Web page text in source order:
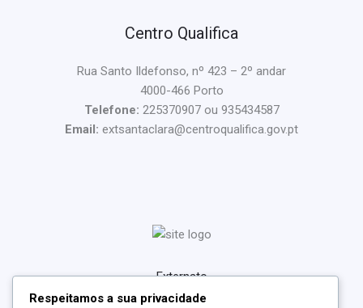
Centro Qualifica
Rua Santo Ildefonso, nº 423 – 2º andar
4000-466 Porto
Telefone: 225370907 ou 935434587
Email: extsantaclara@centroqualifica.gov.pt
Externato
Oferta Formativa
Respeitamos a sua privacidade